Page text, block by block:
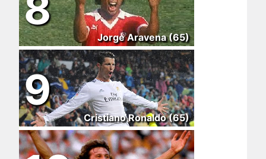
Jorge Aravena (65)
9
Cristiano Ronaldo (65)